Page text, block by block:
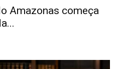
Amazonas começa